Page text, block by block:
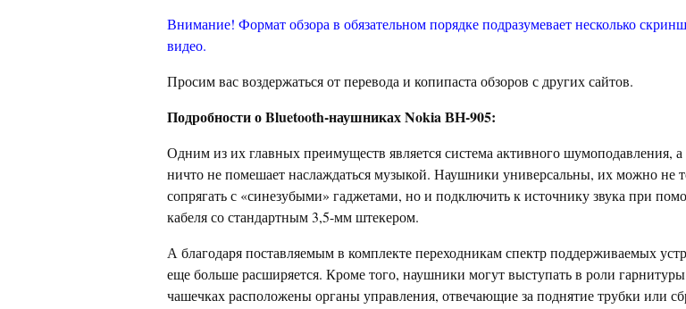
Внимание! Формат обзора в обязательном порядке подразумевает несколько
видео.
Просим вас воздержаться от перевода и копипаста обзоров с других сайтов.
Подробности о Bluetooth-наушниках Nokia ВН-905:
Одним из их главных преимуществ является система активного шумоподавления, а
ничто не помешает наслаждаться музыкой. Наушники универсальны, их можно не
сопрягать с «синезубыми» гаджетами, но и подключить к источнику звука при
кабеля со стандартным 3,5-мм штекером.
А благодаря поставляемым в комплекте переходникам спектр поддерживаемых
еще больше расширяется. Кроме того, наушники могут выступать в роли
чашечках расположены органы управления, отвечающие за поднятие трубки или